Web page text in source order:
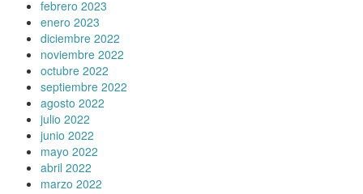
febrero 2023
enero 2023
diciembre 2022
noviembre 2022
octubre 2022
septiembre 2022
agosto 2022
julio 2022
junio 2022
mayo 2022
abril 2022
marzo 2022